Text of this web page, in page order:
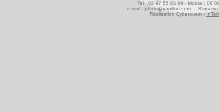
Tel : 02 97 55 83 69 - Mobile : 06
e-mail : photo@vapillon.com S'inscrire
Réalisation Cyberouest -